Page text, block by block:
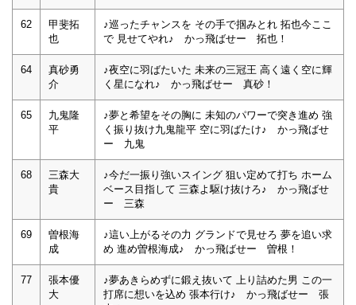
62
甲斐拓
也
♪巡ったチャンスを その手で掴みとれ 拓也今ここ
で 見せてやれ♪ かっ飛ばせー 拓也！
64
真砂勇
介
♪夜空に羽ばたいた 未来の三冠王 高く遠く空に輝
く星になれ♪ かっ飛ばせー 真砂！
65
九鬼隆
平
♪夢と希望をその胸に 未知のパワーで突き進め 強
く振り抜け九鬼龍平 空に羽ばたけ♪ かっ飛ばせ
ー 九鬼
68
三森大
貴
♪今だ一振り強いスイング 狙い定めて打ち ホーム
ベース目指して 三森よ駆け抜けろ♪ かっ飛ばせ
ー 三森
69
曽根海
成
♪這い上がるその力 グランドで見せろ 夢を追い求
め 進め曽根海成♪ かっ飛ばせー 曽根！
77
張本優
大
♪夢あきらめずに鍛え抜いて 上り詰めた男 この一
打席に想いを込め 張本行け♪ かっ飛ばせー 張